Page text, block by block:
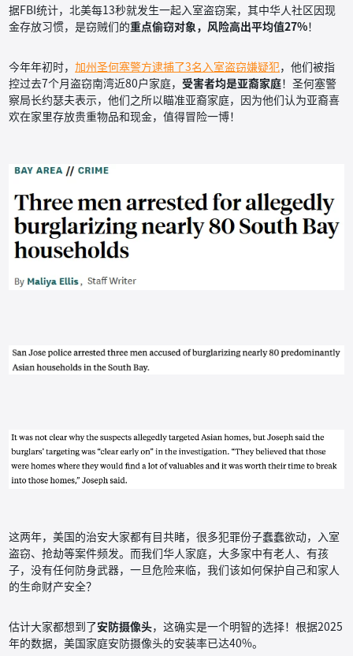
据FBI统计，北美每13秒就发生一起入室盗窃案，其中华人社区因现
金存放习惯，是窃贼们的重点偷窃对象，风险高出平均值27%！
今年年初时，加州圣何塞警方逮捕了3名入室盗窃嫌疑犯，他们被指
控过去7个月盗窃南湾近80户家庭， 受害者均是亚裔家庭！圣何塞警
察局长约瑟夫表示，他们之所以瞄准亚裔家庭，因为他们认为亚裔喜
欢在家里存放贵重物品和现金，值得冒险一博！
这两年，美国的治安大家都有目共睹，很多犯罪份子蠢蠢欲动，入室
盗窃、抢劫等案件频发。而我们华人家庭，大多家中有老人、有孩
子，没有任何防身武器，一旦危险来临，我们该如何保护自己和家人
的生命财产安全？
估计大家都想到了安防摄像头，这确实是一个明智的选择！根据2025
年的数据，美国家庭安防摄像头的安装率已达40%。